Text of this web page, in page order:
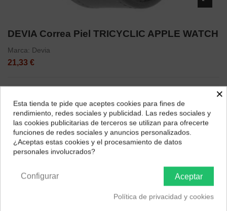
DEVIA Correa Piel TRICYCLIC APPLE WATCH
Marca: Devia
21,33 €
Gris 38/40mm
Vino 38/40mm
Gris 42/44mm
¿Dónde deseas recibir tu pedido?
Selecciona tu ubicación para mostrarte los precios e
impuestos correctos para tu región.
×
Esta tienda te pide que aceptes cookies para fines de
rendimiento, redes sociales y publicidad. Las redes sociales y
las cookies publicitarias de terceros se utilizan para ofrecerte
funciones de redes sociales y anuncios personalizados.
¿Aceptas estas cookies y el procesamiento de datos
personales involucrados?
Aceptar
Configurar
Política de privacidad y cookies